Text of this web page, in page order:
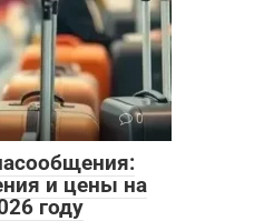
0
и цены на
году